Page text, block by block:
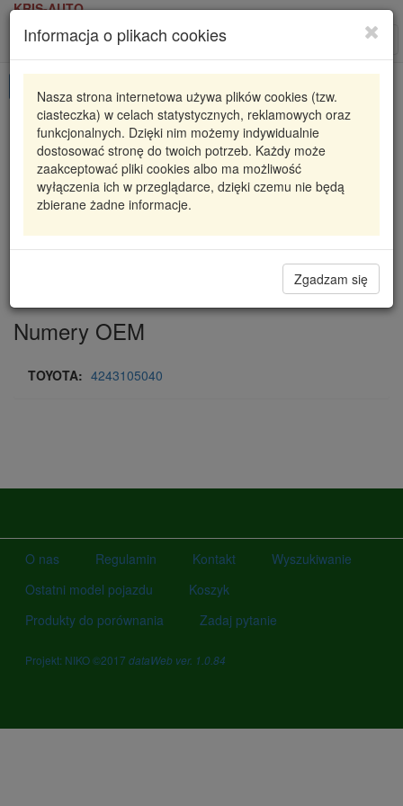
KRIS-AUTO
Informacja o plikach cookies
Nasza strona internetowa używa plików cookies (tzw.
ciasteczka) w celach statystycznych, reklamowych oraz
funkcjonalnych. Dzięki nim możemy indywidualnie
dostosować stronę do twoich potrzeb. Każdy może
zaakceptować pliki cookies albo ma możliwość
wyłączenia ich w przeglądarce, dzięki czemu nie będą
zbierane żadne informacje.
Zgadzam się
Karta produktu
92126500 TEXTAR
92126500 TXTTARCZA HAM.
147,99 zł
Filia Lublin 0
Magazyn V
Numery OEM
TOYOTA: 4243105040
O nas Regulamin Kontakt
Wyszukiwanie
Ostatni model pojazdu
Koszyk
Produkty do porównania
Zadaj pytanie
Projekt: NIKO ©2017 dataWeb ver. 1.0.84